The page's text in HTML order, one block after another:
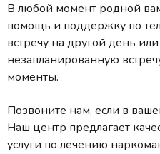
В любой момент родной
помощь и поддержку по
встречу на другой день
незапланированную
моменты.
Позвоните нам, если в
Наш центр предлагает
услуги по лечению